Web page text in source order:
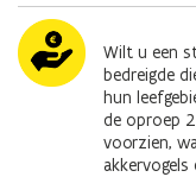
Afbeelding
Wilt u een
bedreigde
hun
de oproep
voorzien,
akkervogels